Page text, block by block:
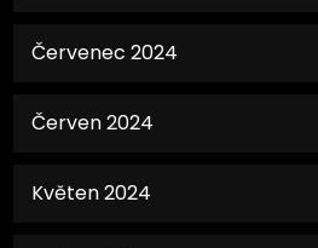
Červenec 2024
Červen 2024
Květen 2024